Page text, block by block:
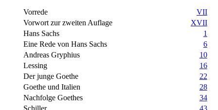
Vorrede
VII
Vorwort zur zweiten Auflage
XVII
Hans Sachs
1
Eine Rede von Hans Sachs
6
Andreas Gryphius
10
Lessing
16
Der junge Goethe
22
Goethe und Italien
28
Nachfolge Goethes
34
Schiller
43